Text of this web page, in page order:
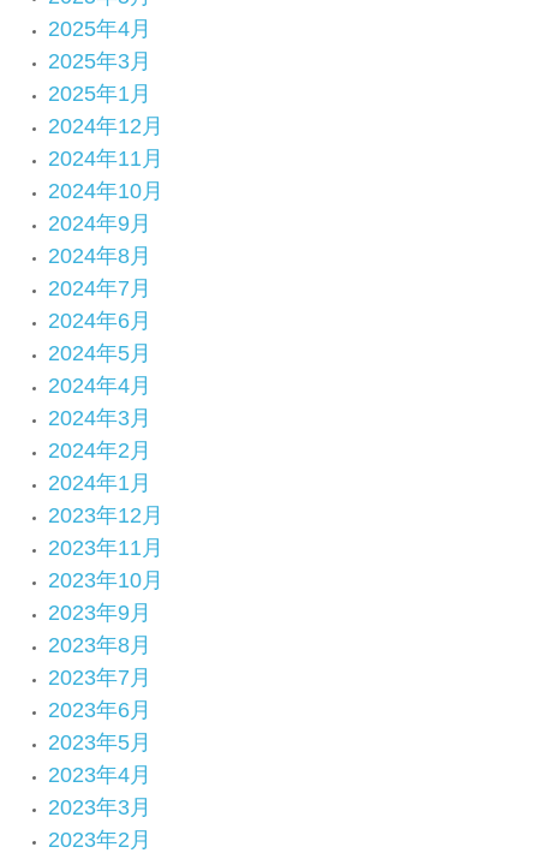
2025年4月
2025年3月
2025年1月
2024年12月
2024年11月
2024年10月
2024年9月
2024年8月
2024年7月
2024年6月
2024年5月
2024年4月
2024年3月
2024年2月
2024年1月
2023年12月
2023年11月
2023年10月
2023年9月
2023年8月
2023年7月
2023年6月
2023年5月
2023年4月
2023年3月
2023年2月